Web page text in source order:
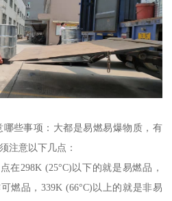
些事项：大都是易燃易爆物质，有
注意以下几点：
在298K (25°C)以下的就是易燃品，
燃品，339K (66°C)以上的就是非易